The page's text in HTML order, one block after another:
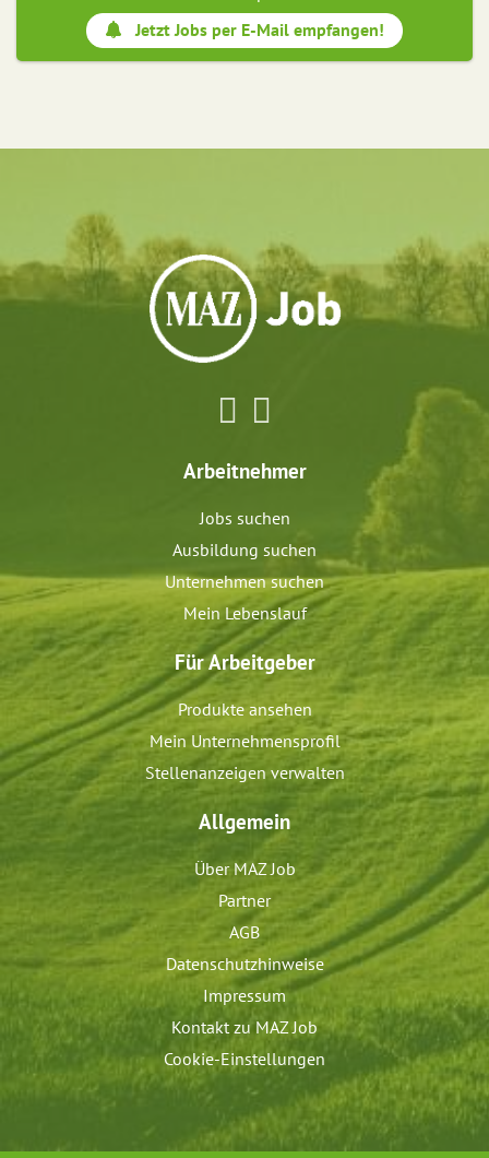
Jetzt Jobs per E-Mail empfangen!
Arbeitnehmer
Jobs suchen
Ausbildung suchen
Unternehmen suchen
Mein Lebenslauf
Für Arbeitgeber
Produkte ansehen
Mein Unternehmensprofil
Stellenanzeigen verwalten
Allgemein
Über MAZ Job
Partner
AGB
Datenschutzhinweise
Impressum
Kontakt zu MAZ Job
Cookie-Einstellungen